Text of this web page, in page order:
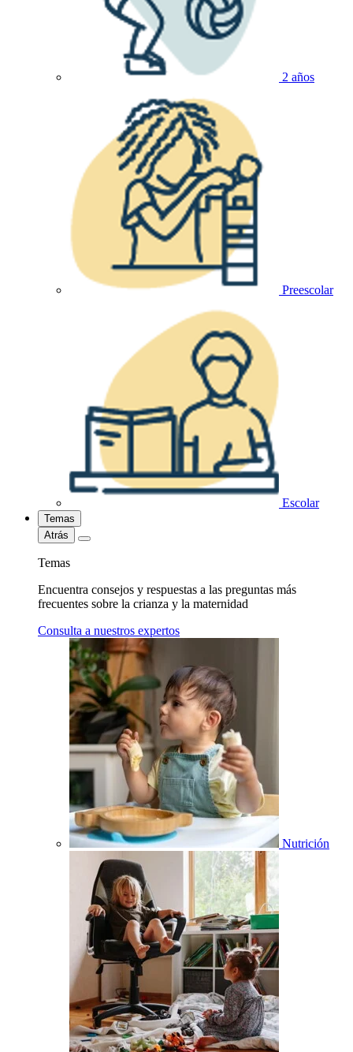
2 años
Preescolar
Escolar
Temas
Atrás
Temas
Encuentra consejos y respuestas a las preguntas más
frecuentes sobre la crianza y la maternidad
Consulta a nuestros expertos
Nutrición